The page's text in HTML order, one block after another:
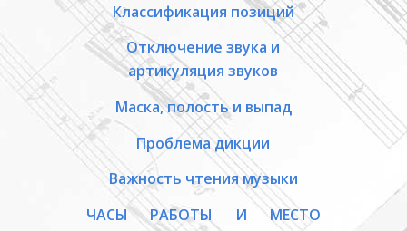
Классификация позиций
Отключение звука и
артикуляция звуков
Маска, полость и выпад
Проблема дикции
Важность чтения музыки
ЧАСЫ РАБОТЫ И МЕСТО